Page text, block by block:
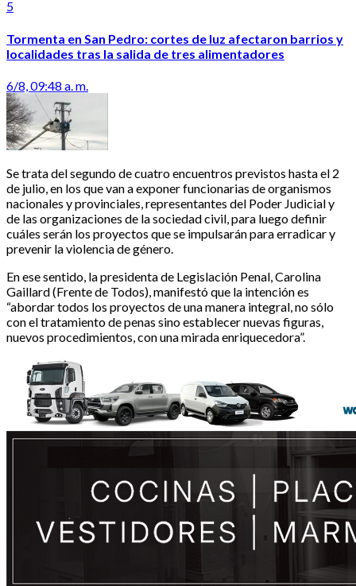
5
Tormenta en San Pedro: cortes de luz afectaron barrios y
localidades tras la salida de tres alimentadores
6/8, 09:48 a. m.
Se trata del segundo de cuatro encuentros previstos hasta el 2
de julio, en los que van a exponer funcionarias de organismos
nacionales y provinciales, representantes del Poder Judicial y
de las organizaciones de la sociedad civil, para luego definir
cuáles serán los proyectos que se impulsarán para erradicar y
prevenir la violencia de género.
En ese sentido, la presidenta de Legislación Penal, Carolina
Gaillard (Frente de Todos), manifestó que la intención es
“abordar todos los proyectos de una manera integral, no sólo
con el tratamiento de penas sino establecer nuevas figuras,
nuevos procedimientos, con una mirada enriquecedora”.